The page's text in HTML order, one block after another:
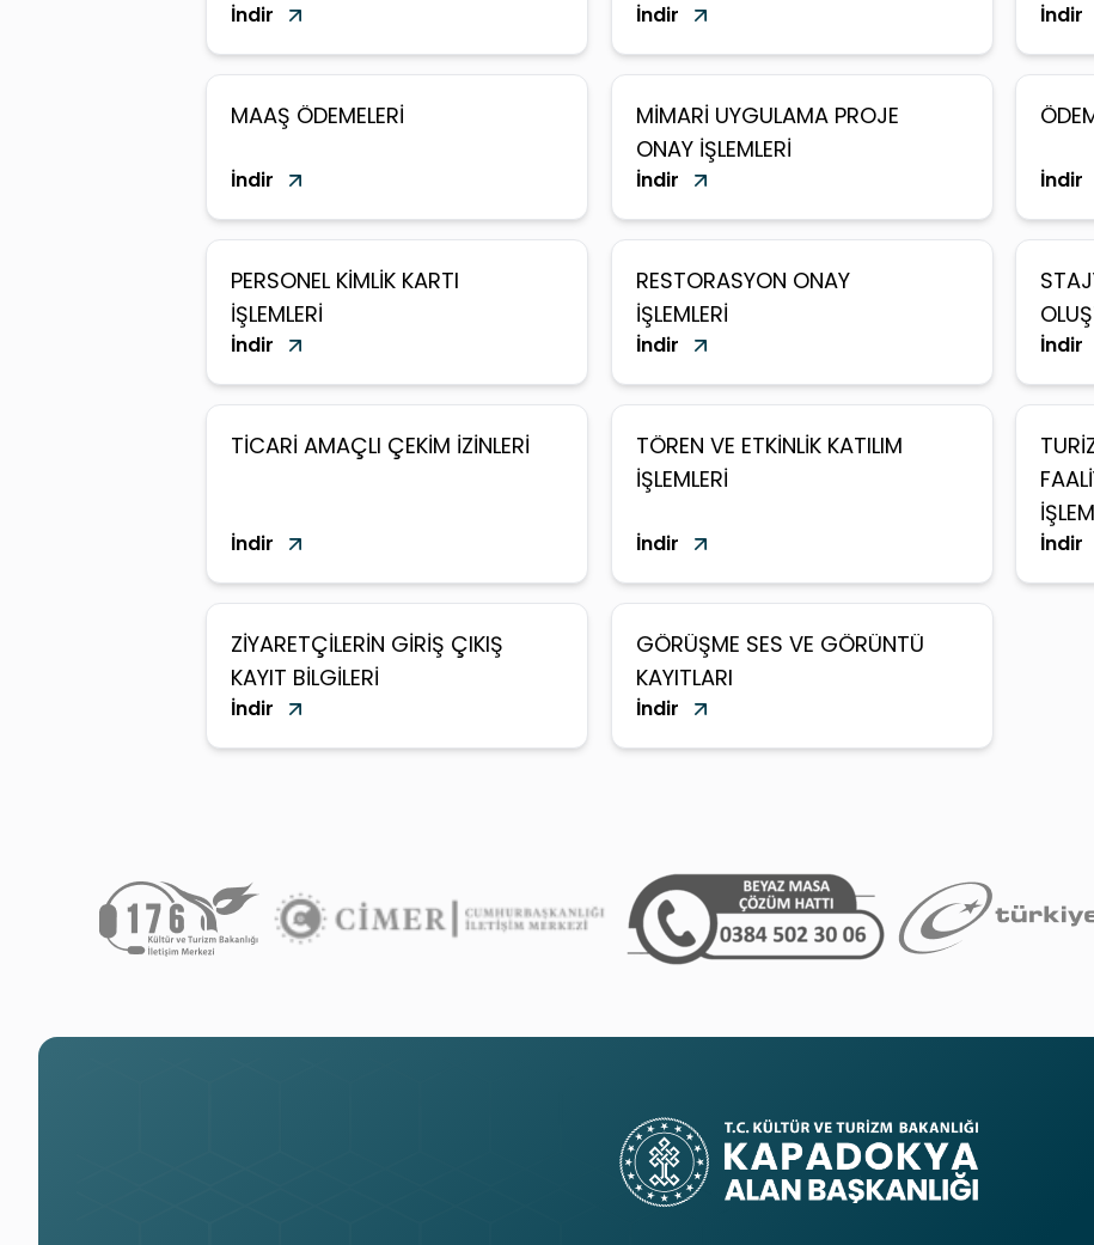
İndir İndir İndir
MAAŞ ÖDEMELERİ
İndir
MİMARİ UYGULAMA PROJE
ONAY İŞLEMLERİ
İndir İndir
PERSONEL KİMLİK KARTI
İŞLEMLERİ
İndir
RESTORASYON ONAY
İŞLEMLERİ
İndir İndir
TİCARİ AMAÇLI ÇEKİM İZİNLERİ
İndir
TÖREN VE ETKİNLİK KATILIM
İŞLEMLERİ
İndir İndir
ZİYARETÇİLERİN GİRİŞ ÇIKIŞ
KAYIT BİLGİLERİ
İndir
GÖRÜŞME SES VE GÖRÜNTÜ
KAYITLARI
İndir